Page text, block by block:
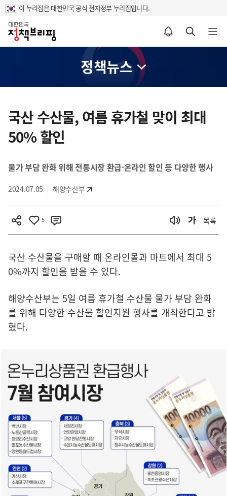
이 누리집은 대한민국 공식 전자정부 누리집입니다.
홈
알림설정 바로가기 검색 바로가기 메뉴 열기
정책뉴스
텐
츠
영
국산 수산물, 여름 휴가철 맞이 최대
50% 할인
물가 부담 완화 위해 전통시장 환급·온라인 할인 등 다양한 행사
2024.07.05 해양수산부
5 목록
국산 수산물을 구매할 때 온라인몰과 마트에서 최대 5
0%까지 할인을 받을 수 있다.
해양수산부는 5일 여름 휴가철 수산물 물가 부담 완화
를 위해 다양한 수산물 할인지원 행사를 개최한다고 밝
혔다.